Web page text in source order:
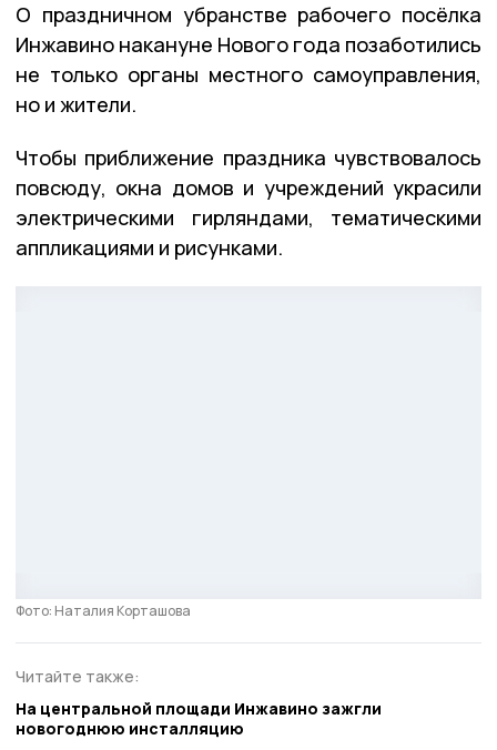
О праздничном убранстве рабочего посёлка
Инжавино накануне Нового года позаботились
не только органы местного самоуправления,
но и жители.
Чтобы приближение праздника чувствовалось
повсюду, окна домов и учреждений украсили
электрическими гирляндами, тематическими
аппликациями и рисунками.
Фото: Наталия Корташова
Читайте также:
На центральной площади Инжавино зажгли
новогоднюю инсталляцию